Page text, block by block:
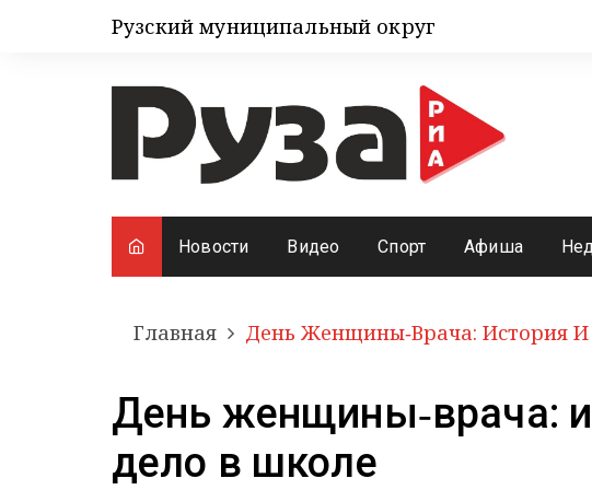
Рузский муниципальный округ
Новости Видео Спорт Афиша
Главная День Женщины‑врача: История
День женщины‑врача:
дело в школе